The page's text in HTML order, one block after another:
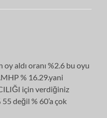
aldı oranı %2.6 bu oyu
% 16.29.yani
için verdiğiniz
değil % 60’a çok